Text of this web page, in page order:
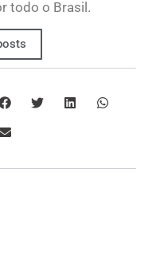
todo o Brasil.